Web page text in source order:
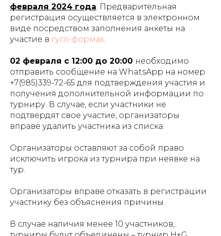
февраля 2024 года. Предварительная
регистрация осуществляется в электронном
виде посредством заполнения анкеты на
участие в гугл-формах.
02 февраля с 12:00 до 20:00 необходимо
отправить сообщение на WhatsApp на номер
+7(985)339-72-65 для подтверждения участия и
получения дополнительной информации по
турниру. В случае, если участники не
подтвердят свое участие, организаторы
вправе удалить участника из списка.
Организаторы оставляют за собой право
исключить игрока из турнира при неявке на
тур.
Организаторы вправе отказать в регистрации
участнику без объяснения причины.
В случае наличия менее 10 участников,